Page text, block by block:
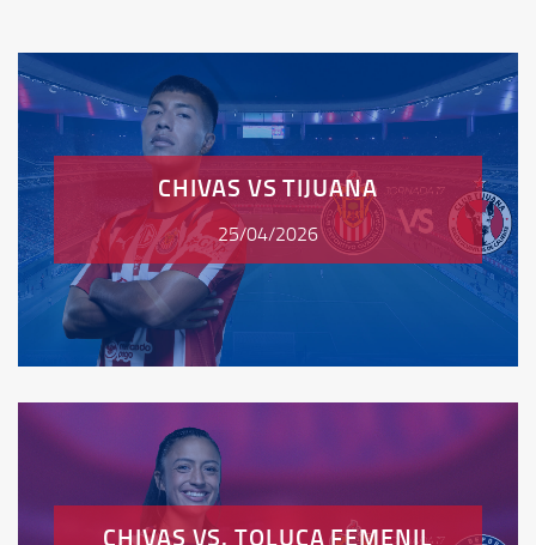
CHIVAS VS TIJUANA
25/04/2026
CHIVAS VS. TOLUCA FEMENIL